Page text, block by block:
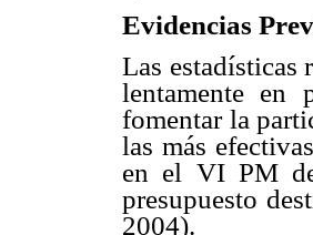
Evidencias
Las estadísticas
lentamente en
fomentar la
las más
en el VI PM
presupuesto
2004).